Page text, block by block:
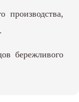
производства,
бережливого